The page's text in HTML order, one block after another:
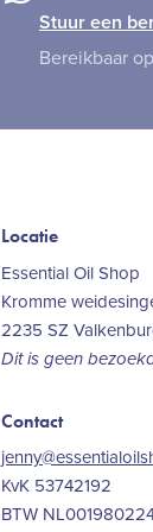
Stuur een
Bereikbaar
Locatie
Essential Oil Shop
Kromme
2235 SZ
Dit is geen
Contact
KvK 53742192
BTW